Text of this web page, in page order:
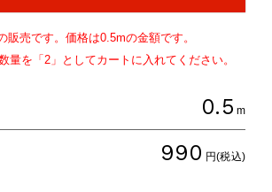
販売です。価格は0.5mの金額です。
量を「2」としてカートに入れてください。
0.5 m
990 円(税込)